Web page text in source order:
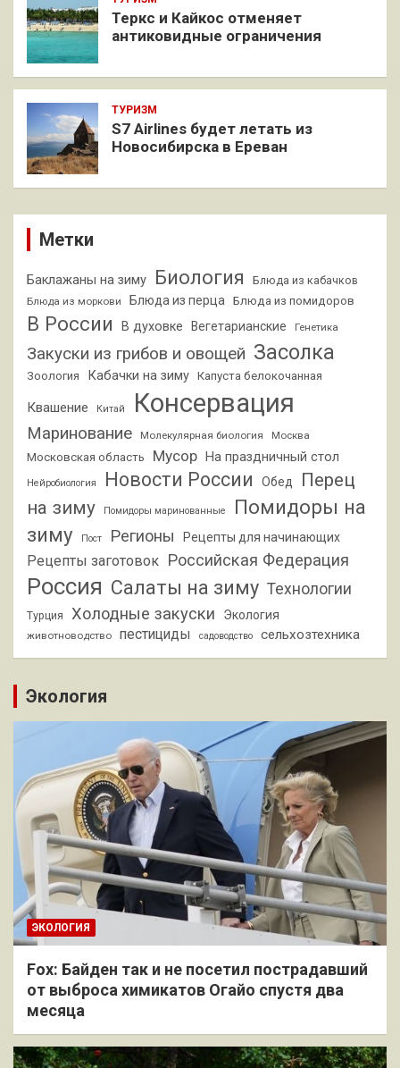
Теркс и Кайкос отменяет
антиковидные ограничения
ТУРИЗМ
S7 Airlines будет летать из
Новосибирска в Ереван
Метки
Баклажаны на зиму Биология Блюда из кабачков
Блюда из моркови Блюда из перца Блюда из помидоров
В России В духовке Вегетарианские Генетика
Закуски из грибов и овощей Засолка
Зоология Кабачки на зиму Капуста белокочанная
Квашение Китай Консервация
Маринование Молекулярная биология Москва
Московская область Мусор На праздничный стол
Нейробиология Новости России Обед
Перец
на зиму
Помидоры маринованные
Помидоры на
зиму
Пост Регионы Рецепты для начинающих
Рецепты заготовок Российская Федерация
Россия Салаты на зиму Технологии
Турция Холодные закуски Экология
животноводство пестициды садоводство сельхозтехника
Экология
ЭКОЛОГИЯ
Fox: Байден так и не посетил пострадавший
от выброса химикатов Огайо спустя два
месяца